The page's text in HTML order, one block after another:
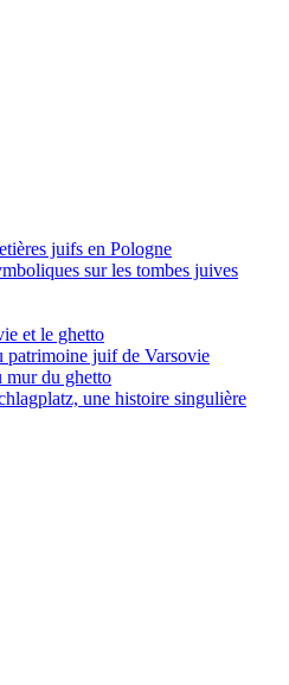
juifs en Pologne
sur les tombes juives
et le ghetto
patrimoine juif de Varsovie
mur du ghetto
une histoire singulière